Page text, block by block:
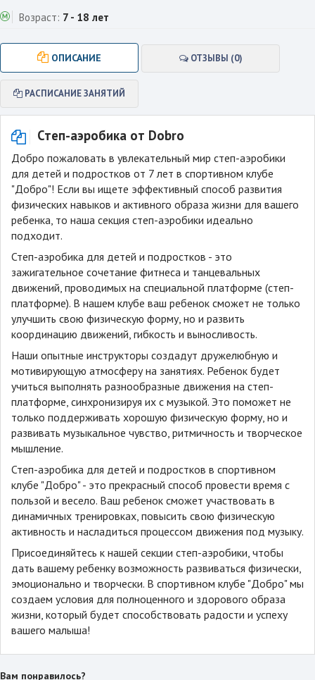
Возраст: 7 - 18 лет
ОПИСАНИЕ ОТЗЫВЫ (0)
РАСПИСАНИЕ ЗАНЯТИЙ
Степ-аэробика от Dobro
Добро пожаловать в увлекательный мир степ-аэробики
для детей и подростков от 7 лет в спортивном клубе
"Добро"! Если вы ищете эффективный способ развития
физических навыков и активного образа жизни для вашего
ребенка, то наша секция степ-аэробики идеально
подходит.
Степ-аэробика для детей и подростков - это
зажигательное сочетание фитнеса и танцевальных
движений, проводимых на специальной платформе (степ-
платформе). В нашем клубе ваш ребенок сможет не только
улучшить свою физическую форму, но и развить
координацию движений, гибкость и выносливость.
Наши опытные инструкторы создадут дружелюбную и
мотивирующую атмосферу на занятиях. Ребенок будет
учиться выполнять разнообразные движения на степ-
платформе, синхронизируя их с музыкой. Это поможет не
только поддерживать хорошую физическую форму, но и
развивать музыкальное чувство, ритмичность и творческое
мышление.
Степ-аэробика для детей и подростков в спортивном
клубе "Добро" - это прекрасный способ провести время с
пользой и весело. Ваш ребенок сможет участвовать в
динамичных тренировках, повысить свою физическую
активность и насладиться процессом движения под музыку.
Присоединяйтесь к нашей секции степ-аэробики, чтобы
дать вашему ребенку возможность развиваться физически,
эмоционально и творчески. В спортивном клубе "Добро" мы
создаем условия для полноценного и здорового образа
жизни, который будет способствовать радости и успеху
вашего малыша!
Вам понравилось?